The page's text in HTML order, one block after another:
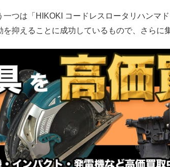
一つは「HIKOKI コードレスロータリハンマ
を抑えることに成功しているもので、さらに